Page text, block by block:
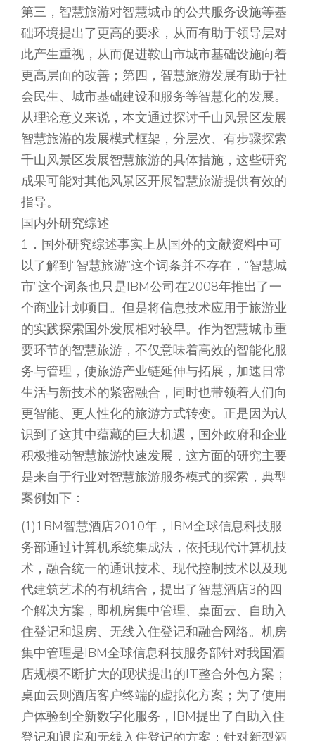
第三，智慧旅游对智慧城市的公共服务设施等基
础环境提出了更高的要求，从而有助于领导层对
此产生重视，从而促进鞍山市城市基础设施向着
更高层面的改善；第四，智慧旅游发展有助于社
会民生、城市基础建设和服务等智慧化的发展。
从理论意义来说，本文通过探讨千山风景区发展
智慧旅游的发展模式框架，分层次、有步骤探索
千山风景区发展智慧旅游的具体措施，这些研究
成果可能对其他风景区开展智慧旅游提供有效的
指导。
国内外研究综述
1．国外研究综述事实上从国外的文献资料中可
以了解到“智慧旅游”这个词条并不存在，“智慧城
市”这个词条也只是IBM公司在2008年推出了一
个商业计划项目。但是将信息技术应用于旅游业
的实践探索国外发展相对较早。作为智慧城市重
要环节的智慧旅游，不仅意味着高效的智能化服
务与管理，使旅游产业链延伸与拓展，加速日常
生活与新技术的紧密融合，同时也带领着人们向
更智能、更人性化的旅游方式转变。正是因为认
识到了这其中蕴藏的巨大机遇，国外政府和企业
积极推动智慧旅游快速发展，这方面的研究主要
是来自于行业对智慧旅游服务模式的探索，典型
案例如下：
(1)1BM智慧酒店2010年，IBM全球信息科技服
务部通过计算机系统集成法，依托现代计算机技
术，融合统一的通讯技术、现代控制技术以及现
代建筑艺术的有机结合，提出了智慧酒店3的四
个解决方案，即机房集中管理、桌面云、自助入
住登记和退房、无线入住登记和融合网络。机房
集中管理是IBM全球信息科技服务部针对我国酒
店规模不断扩大的现状提出的IT整合外包方案；
桌面云则酒店客户终端的虚拟化方案；为了使用
户体验到全新数字化服务，IBM提出了自助入住
登记和退房和无线入住登记的方案：针对新型酒